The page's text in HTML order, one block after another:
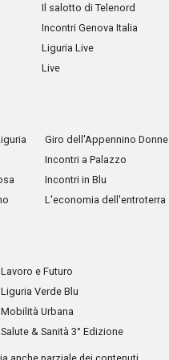
Il salotto di Telenord
Incontri Genova Italia
Liguria Live
Live
Giro dell'Appennino Donne
Incontri a Palazzo
Incontri in Blu
L'economia dell'entroterra
Lavoro e Futuro
Liguria Verde Blu
Mobilità Urbana
Salute & Sanità 3° Edizione